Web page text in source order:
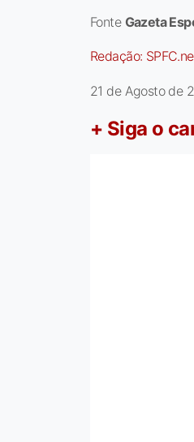
Fonte Gazeta
Redação:
21 de Agosto de
+ Siga o